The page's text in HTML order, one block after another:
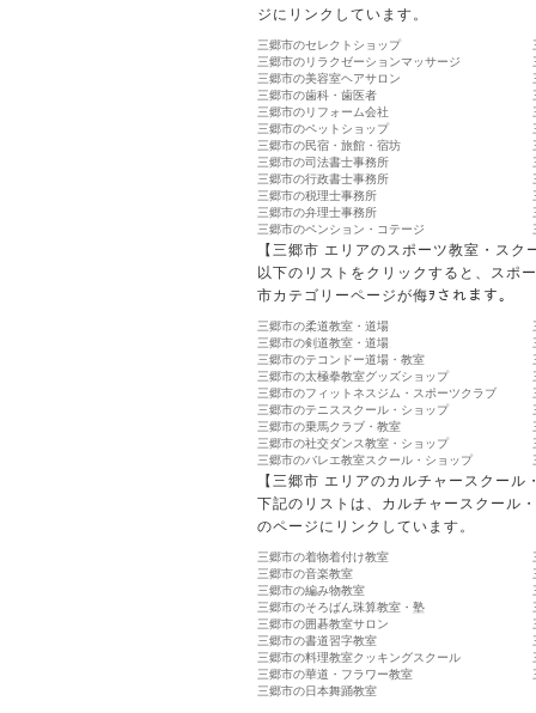
ジにリンクしています。
三郷市のセレクトショップ
三郷市のリラクゼーションマッサージ
三郷市の美容室ヘアサロン
三郷市の歯科・歯医者
三郷市のリフォーム会社
三郷市のペットショップ
三郷市の民宿・旅館・宿坊
三郷市の司法書士事務所
三郷市の行政書士事務所
三郷市の税理士事務所
三郷市の弁理士事務所
三郷市のペンション・コテージ
【三郷市 エリアのスポーツ教室・スク
以下のリストをクリックすると、スポ
市カテゴリーページが侮ｦされます。
三郷市の柔道教室・道場
三郷市の剣道教室・道場
三郷市のテコンドー道場・教室
三郷市の太極拳教室グッズショップ
三郷市のフィットネスジム・スポーツクラブ
三郷市のテニススクール・ショップ
三郷市の乗馬クラブ・教室
三郷市の社交ダンス教室・ショップ
三郷市のバレエ教室スクール・ショップ
【三郷市 エリアのカルチャースクール
下記のリストは、カルチャースクール
のページにリンクしています。
三郷市の着物着付け教室
三郷市の音楽教室
三郷市の編み物教室
三郷市のそろばん珠算教室・塾
三郷市の囲碁教室サロン
三郷市の書道習字教室
三郷市の料理教室クッキングスクール
三郷市の華道・フラワー教室
三郷市の日本舞踊教室